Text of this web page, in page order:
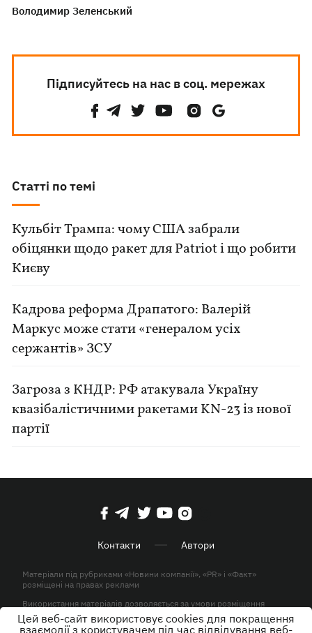
Володимир Зеленський
Підписуйтесь на нас в соц. мережах
Статті по темі
Кульбіт Трампа: чому США забрали
обіцянки щодо ракет для Patriot і що робити
Києву
Кадрова реформа Драпатого: Валерій
Маркус може стати «генералом усіх
сержантів» ЗСУ
Загроза з КНДР: РФ атакувала Україну
квазібалістичними ракетами KN-23 із нової
партії
Контакти Автори
Матеріали під рубриками «Новини компанії», «PR» і «Факт»
розміщені на правах реклами
Використання матеріалів дозволяється за умови розміщення
активного гіперпосилання на KP.UA в першому абзаці.
Цей веб-сайт використовує cookies для покращення
взаємодії з користувачем під час відвідування веб-